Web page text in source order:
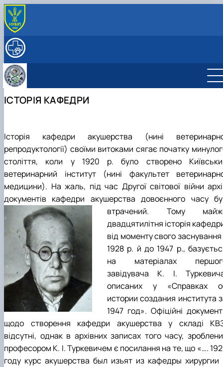
ПРО КАФЕДРУ
Структура (лабораторії, дослідницькі центри/
групи)
Наукова лабораторія, обладнання та можливості
Проекти та гранти
Публікації
Фізіологія та патологія відтворення тварин
Біотехнологія та генетика відтворення
тварин
Фізіологія і патологія молочної залози
ОСВІТА
Робочі програми та ЕНК дисциплін на 2026-27
Курси
МІЖНАРОДНА ДІЯЛЬНІСТЬ
Міжнародні проекти
ПОСЛУГИ
Підвищення кваліфікації
Прейскурант на послуги клініки кафедри
ІСТОРІЯ КАФЕДРИ
Історія кафедри акушерства (нині
репродуктології) своїми витоками сягає початку
століття, коли у 1920 р. було створено
ветеринарний інститут (нині факультет
медицини). На жаль, під час Другої світової війни
документів кафедри акушерства довоєнного часу
втрачений. Тому
двадцятилітня історія
від моменту свого заснування
1928 р. й до 1947 р.,
на матеріалах
завідувача К. І.
описаних у «Справках
истории создания института
1947 год». Офіційні
щодо створення кафедри акушерства у складі
відсутні, однак в архівних записах того часу,
професором К. І. Туркевичем є посилання на те, що «….
году курс акушерства был изъят из кафедры хирургии